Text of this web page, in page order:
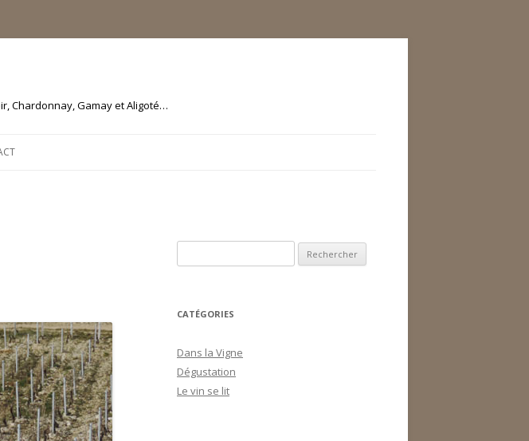
Chardonnay, Gamay et Aligoté…
CATÉGORIES
Dans la Vigne
Dégustation
Le vin se lit